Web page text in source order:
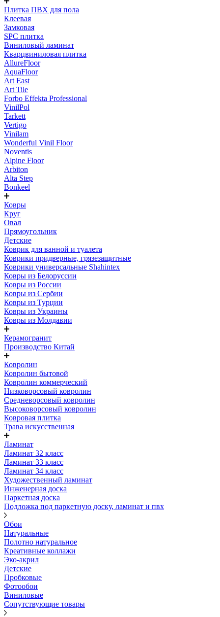
Плитка ПВХ для пола
Клеевая
Замковая
SPC плитка
Виниловый ламинат
Кварцвиниловая плитка
AllureFloor
AquaFloor
Art East
Art Tile
Forbo Effekta Professional
VinilPol
Tarkett
Vertigo
Vinilam
Wonderful Vinil Floor
Noventis
Alpine Floor
Arbiton
Alta Step
Bonkeel
Ковры
Круг
Овал
Прямоугольник
Детские
Коврик для ванной и туалета
Коврики придверные, грязезащитные
Коврики универсальные Shahintex
Ковры из Белоруссии
Ковры из России
Ковры из Сербии
Ковры из Турции
Ковры из Украины
Ковры из Молдавии
Керамогранит
Производство Китай
Ковролин
Ковролин бытовой
Ковролин коммерческий
Низковорсовый ковролин
Средневорсовый ковролин
Высоковорсовый ковролин
Ковровая плитка
Трава искусственная
Ламинат
Ламинат 32 класс
Ламинат 33 класс
Ламинат 34 класс
Художественный ламинат
Инженерная доска
Паркетная доска
Подложка под паркетную доску, ламинат и пвх
Обои
Натуральные
Полотно натуральное
Креативные коллажи
Эко-акрил
Детские
Пробковые
Фотообои
Виниловые
Сопутствующие товары